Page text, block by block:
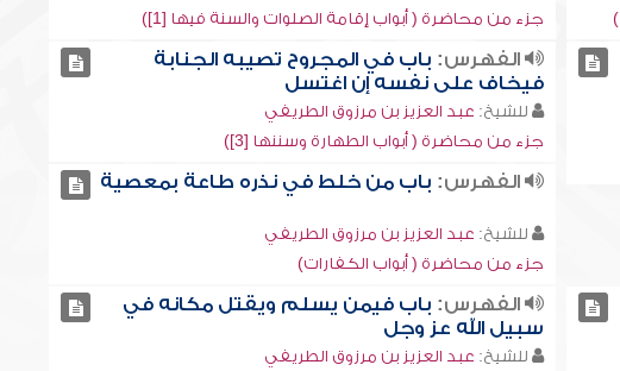
جزء من محاضرة ( أبواب إقامة الصلوات والسنة فيها [1])
الفهرس: باب في المجروح تصيبه الجنابة
فيخاف على نفسه إن اغتسل
للشيخ: عبد العزيز بن مرزوق الطريفي
جزء من محاضرة ( أبواب الطهارة وسننها [3])
الفهرس: باب من خلط في نذره طاعة بمعصية
للشيخ: عبد العزيز بن مرزوق الطريفي
جزء من محاضرة ( أبواب الكفارات)
الفهرس: باب فيمن يسلم ويقتل مكانه في
سبيل الله عز وجل
للشيخ: عبد العزيز بن مرزوق الطريفي